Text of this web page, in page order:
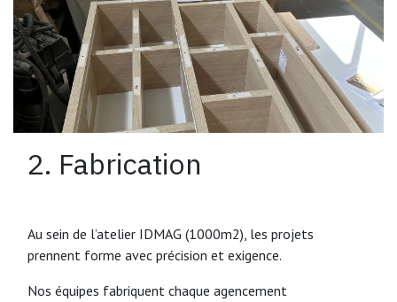
2. Fabrication
Au sein de l’atelier IDMAG (1000m2), les projets
prennent forme avec précision et exigence.
Nos équipes fabriquent chaque agencement